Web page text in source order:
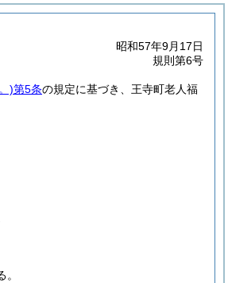
昭和57年9月17日
規則第6号
)第5条の規定に基づき、王寺町老人福